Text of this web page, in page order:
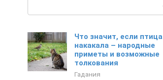
Что значит, если птица
накакала – народные
приметы и возможные
толкования
Гадания